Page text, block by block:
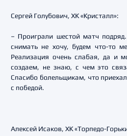
Сергей Голубович, ХК «Кристалл»:
– Проиграли шестой матч
снимать не хочу, будем что-то
Реализация очень слабая, да и
создаем, не знаю, с чем это
Спасибо болельщикам, что
с победой.
Алексей Исаков, ХК «Торпедо-